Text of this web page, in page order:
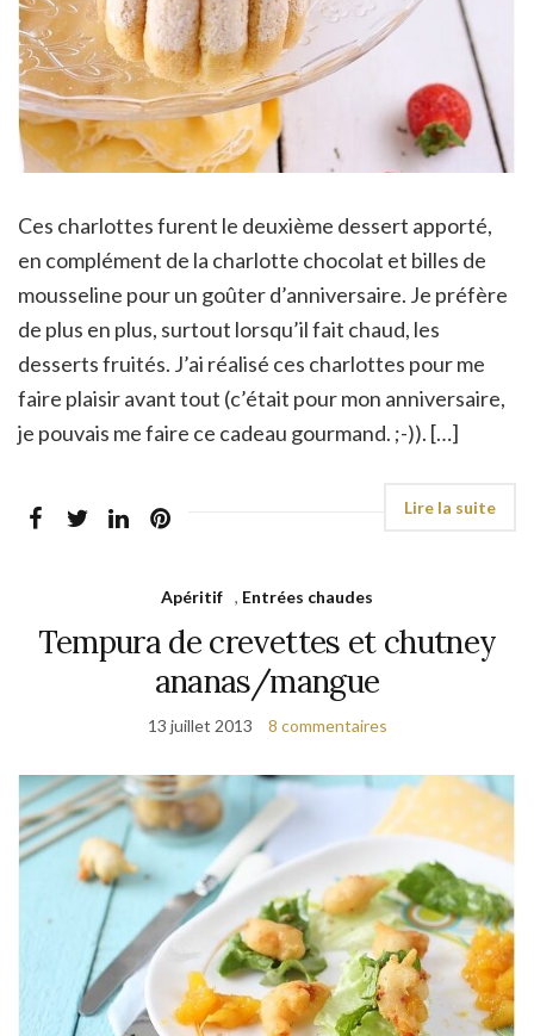
Ces charlottes furent le deuxième dessert apporté,
en complément de la charlotte chocolat et billes de
mousseline pour un goûter d’anniversaire. Je préfère
de plus en plus, surtout lorsqu’il fait chaud, les
desserts fruités. J’ai réalisé ces charlottes pour me
faire plaisir avant tout (c’était pour mon anniversaire,
je pouvais me faire ce cadeau gourmand. ;-)). […]
Apéritif , Entrées chaudes
Tempura de crevettes et chutney
ananas/mangue
13 juillet 2013 8 commentaires